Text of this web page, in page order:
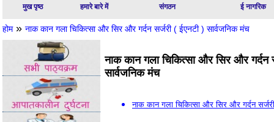
मुख पृष्ठ हमारे बारे में संगठन ई नागरिक
होम» नाक कान गला चिकित्सा और सिर और गर्दन सर्जरी ( ईएनटी ) सार्वजनिक मंच
नाक कान गला चिकित्सा और सिर और गर्दन
सार्वजनिक मंच
नाक कान गला चिकित्सा और सिर और गर्दन